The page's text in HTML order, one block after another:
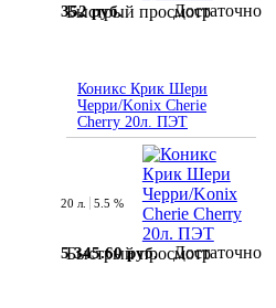
Быстрый просмотр
352 руб. Достаточно
Коникс Крик Шери
Черри/Konix Cherie
Cherry 20л. ПЭТ
Быстрый просмотр
20 л. 5.5 %
5 345.60 руб. Достаточно